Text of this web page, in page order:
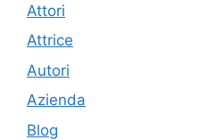
Attori
Attrice
Autori
Azienda
Blog